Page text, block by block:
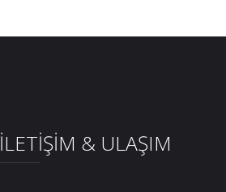
İLETİŞİM & ULAŞIM